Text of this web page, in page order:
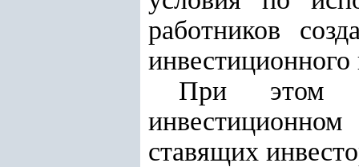
работников
инвестиционного
При этом
ставящих